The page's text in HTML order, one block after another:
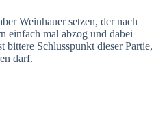
Weinhauer setzen, der nach
einfach mal abzog und dabei
bittere Schlusspunkt dieser Partie,
darf.